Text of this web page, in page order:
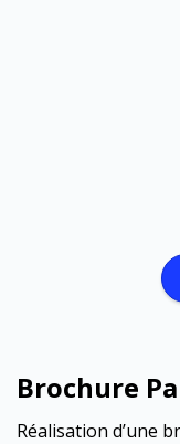
Brochure
Réalisation d’une